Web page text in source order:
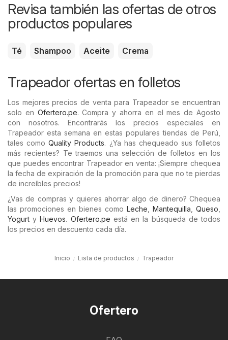
Revisa también las ofertas de otros
productos populares
Té Shampoo Aceite Crema
Trapeador ofertas en folletos
Los mejores precios de venta para Trapeador se encuentran
solo en Ofertero.pe. Compra y ahorra en el mes de Agosto
con nosotros. Encontrarás los precios especiales en
Trapeador esta semana en estas populares tiendas de Perú,
tales comoQuality Products. ¿Ya has chequeado sus folletos
más recientes? Te traemos una selección de folletos en los
que puedes encontrar Trapeador en venta: ¡Siempre chequea
la fecha de expiración de la promoción para que no te pierdas
de increíbles precios!
¿Vas de compras y quieres ahorrar algo de dinero? Chequea
las promociones en bienes como Leche Mantequilla Queso
Yogurt yHuevos. Ofertero.pe está en la búsqueda de todos
los precios en descuento cada día.
Inicio Lista de productos Trapeador
Ofertero